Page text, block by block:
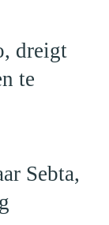
dreigt
te
Sebta,